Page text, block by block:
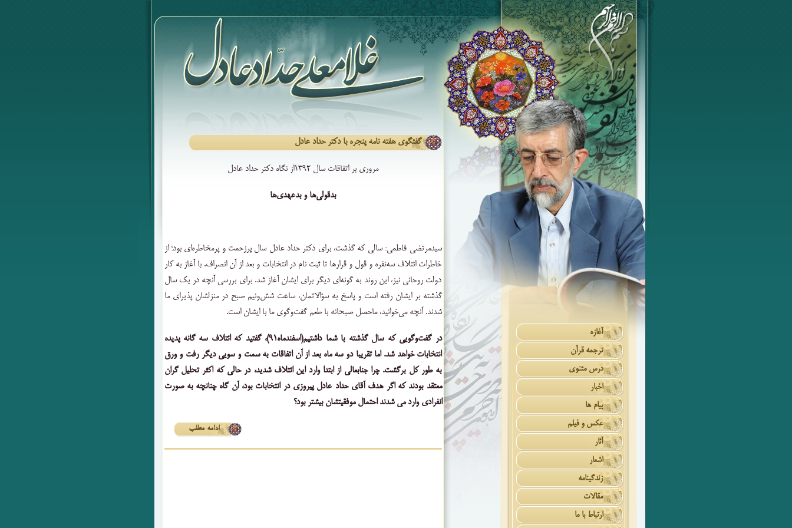
آغازه
ترجمه قرآن
درس مثنوی
اخبار
پیام ها
عکس و فیلم
آثار
اشعار
زندگینامه
مقالات
ارتباط با ما
گفتگوی هفته نامه پنجره با دکتر حداد عادل
مروری بر اتفاقات سال ۱۳۹۲از نگاه دکتر حداد عادل
بدقولی‌ها و بدعهدی‌ها
سیدمرتضی فاطمی: سالی که گذشت، برای دکتر حداد عادل سال پرزحمت و پرمخاطره‌ای بود؛ از
خاطرات ائتلاف سه‌نفره و قول و قرارها تا ثبت نام در انتخابات و بعد از آن انصراف. با آغاز به کار
دولت روحانی نیز، این روند به گونه‌ای دیگر برای ایشان آغاز شد. برای بررسی آنچه در یک سال
گذشته بر ایشان رفته است و پاسخ به سؤالاتمان، ساعت شش‌ونیم صبح در منزلشان پذیرای ما
شدند. آنچه می‌خوانید، ماحصل صبحانه با طعم گفت‌و‌گوی ما با ایشان است.
در گفت‌وگویی که سال گذشته با شما داشتیم(اسفندماه۹۱) ، گفتید که ائتلاف سه گانه پدیده
انتخابات خواهد شد. اما تقریبا دو سه ماه بعد از آن اتفاقات به سمت و سویی دیگر رفت و ورق
به طور کل برگشت. چرا جنابعالی از ابتدا وارد این ائتلاف شدید، در حالی که اکثر تحلیل گران
معتقد بودند که اگر هدف آقای حداد عادل پیروزی در انتخابات بود، آن گاه چنانچه به صورت
انفرادی وارد می شدند احتمال موفقیتشان بیشتر بود؟
ادامه مطلب